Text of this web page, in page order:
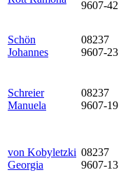
9607-42
Schön
Johannes
08237
9607-23
Schreier
Manuela
08237
9607-19
von Kobyletzki
Georgia
08237
9607-13